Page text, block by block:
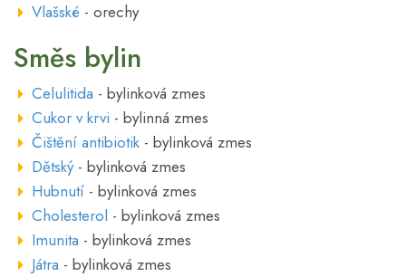
Vlašské - orechy
Směs bylin
Celulitida - bylinková zmes
Cukor v krvi - bylinná zmes
Čištění antibiotik - bylinková zmes
Dětský- bylinková zmes
Hubnutí - bylinková zmes
Cholesterol - bylinková zmes
Imunita - bylinková zmes
Játra - bylinková zmes